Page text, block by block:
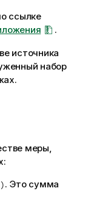
ссылке
.
источника
набор
меры,
. Это сумма